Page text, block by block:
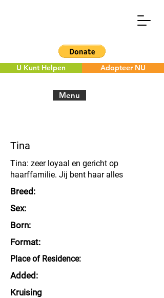
U Kunt Helpen Adopteer NU
Menu
Tina
Tina: zeer loyaal en gericht op
haarffamilie. Jij bent haar alles
Breed:
Sex:
Born:
Format:
Place of Residence:
Added:
Kruising